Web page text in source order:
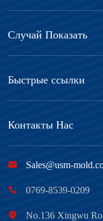
Случай Показать
Быстрые ссылки
Контакты Нас
 Sales@usm-
 0769-8539-0209

No.136 Xingwu